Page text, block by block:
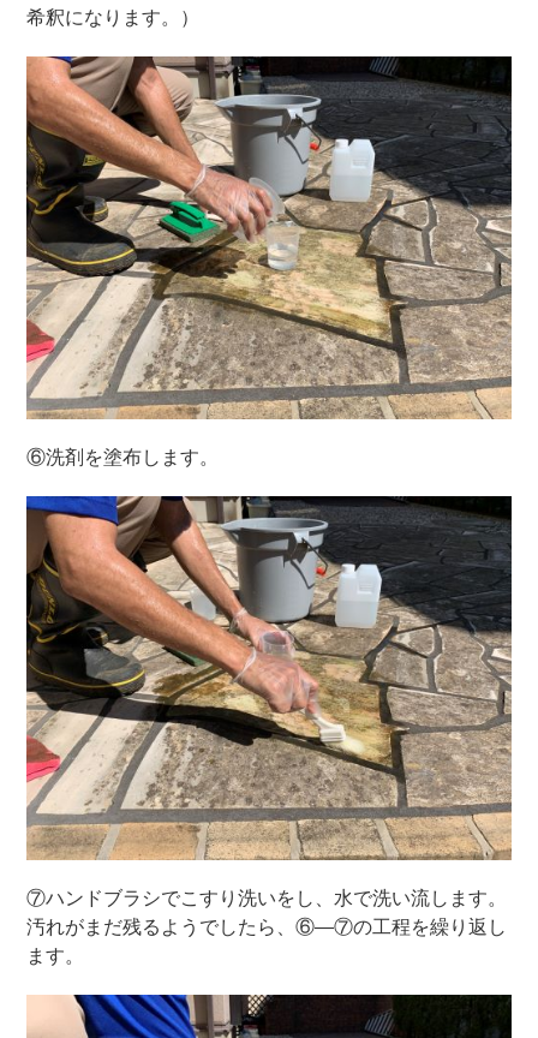
希釈になります。）
⑥洗剤を塗布します。
⑦ハンドブラシでこすり洗いをし、水で洗い流します。
汚れがまだ残るようでしたら、⑥―⑦の工程を繰り返し
ます。